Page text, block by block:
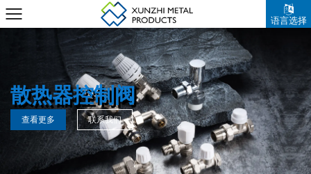
语言选择
散热器控制阀
查看更多 联系我们
消防系列
查看更多 联系我们
黄铜阀门系列
查看更多 联系我们
暖通空调系列
查看更多 联系我们
混水恒温阀
查看更多 联系我们
黄铜配件系列
查看更多 联系我们